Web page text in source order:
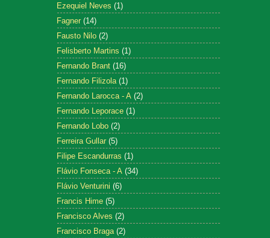
Ezequiel Neves (1)
Fagner (14)
Fausto Nilo (2)
Felisberto Martins (1)
Fernando Brant (16)
Fernando Filizola (1)
Fernando Larocca - A (2)
Fernando Leporace (1)
Fernando Lobo (2)
Ferreira Gullar (5)
Filipe Escandurras (1)
Flávio Fonseca - A (34)
Flávio Venturini (6)
Francis Hime (5)
Francisco Alves (2)
Francisco Braga (2)